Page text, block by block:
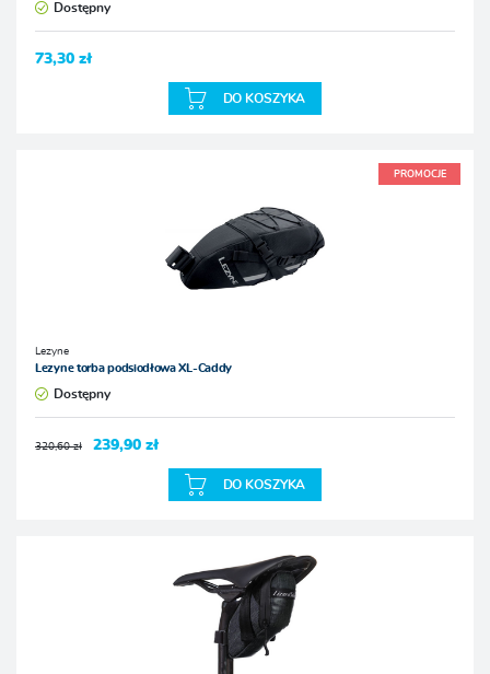
Dostępny
73,30 zł
DO KOSZYKA
PROMOCJE
Lezyne
Lezyne torba podsiodłowa XL-Caddy
Dostępny
320,60 zł 239,90 zł
DO KOSZYKA